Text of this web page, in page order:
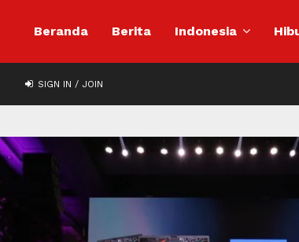
Beranda Berita Indonesia
SIGN IN / JOIN